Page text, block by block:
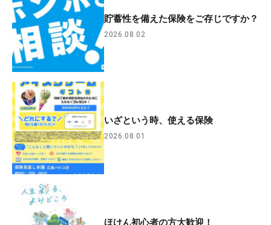
貯蓄性を備えた保険をご存じですか？
2026.08.02
いざという時、使える保険
2026.08.01
ほけん初心者の方大歓迎！